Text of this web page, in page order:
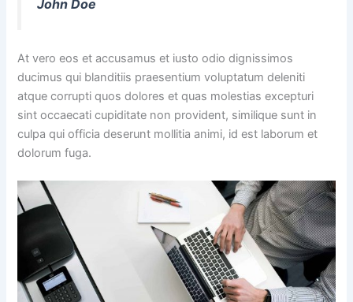
John Doe
At vero eos et accusamus et iusto odio dignissimos
ducimus qui blanditiis praesentium voluptatum deleniti
atque corrupti quos dolores et quas molestias excepturi
sint occaecati cupiditate non provident, similique sunt in
culpa qui officia deserunt mollitia animi, id est laborum et
dolorum fuga.